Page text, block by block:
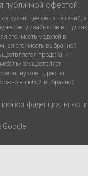
публичной офертой.
кухни, цветовых решений, а
в студиях
стоимость моделей в
стоимость выбранной
продажа, и
осуществляет
сеть, расчет
в любой выбранной
конфиденциальности
Google